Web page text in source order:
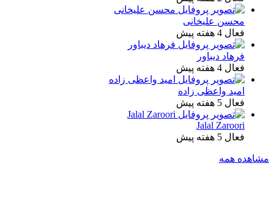
محسن علیخانی
فعال 4 هفته پیش
فرهاد دیباور
فعال 4 هفته پیش
امید واعظی زاده
فعال 5 هفته پیش
Jalal Zaroori
فعال 5 هفته پیش
مشاهده همه